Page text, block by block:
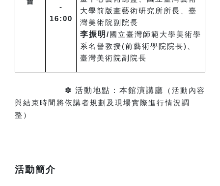
-
16:00
大學前版畫藝術研究所所長、臺
灣美術院副院長
李振明 / 國立臺灣師範大學美術學
系名譽教授(前藝術學院院長)、
臺灣美術院副院長
✽ 活動地點：本館演講廳
（活動內容
與結束時間將依講者規劃及現場實際進行情況調
整）
活動簡介